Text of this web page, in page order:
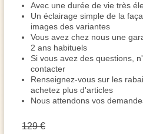
Avec une durée de vie très
Un éclairage simple de la
images des variantes
Vous avez chez nous une
2 ans habituels
Si vous avez des questions,
contacter
Renseignez-vous sur les
achetez plus d'articles
Nous attendons vos
129 €